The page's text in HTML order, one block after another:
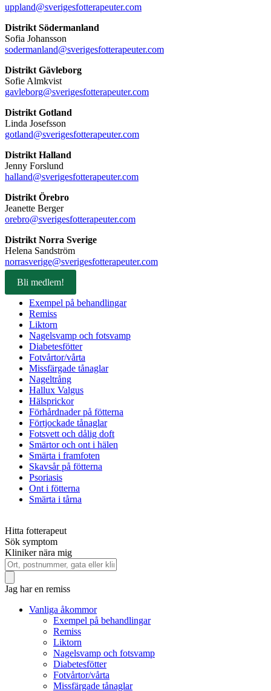
uppland@sverigesfotterapeuter.com
Distrikt Södermanland
Sofia Johansson
sodermanland@sverigesfotterapeuter.com
Distrikt Gävleborg
Sofie Almkvist
gavleborg@sverigesfotterapeuter.com
Distrikt Gotland
Linda Josefsson
gotland@sverigesfotterapeuter.com
Distrikt Halland
Jenny Forslund
halland@sverigesfotterapeuter.com
Distrikt Örebro
Jeanette Berger
orebro@sverigesfotterapeuter.com
Distrikt Norra Sverige
Helena Sandström
norrasverige@sverigesfotterapeuter.com
Bli medlem!
Exempel på behandlingar
Remiss
Liktorn
Nagelsvamp och fotsvamp
Diabetesfötter
Fotvårtor/vårta
Missfärgade tånaglar
Nageltrång
Hallux Valgus
Hälsprickor
Förhårdnader på fötterna
Förtjockade tånaglar
Fotsvett och dålig doft
Smärtor och ont i hälen
Smärta i framfoten
Skavsår på fötterna
Psoriasis
Ont i fötterna
Smärta i tårna
Hitta fotterapeut
Sök symptom
Kliniker nära mig
Jag har en remiss
Vanliga åkommor
Exempel på behandlingar
Remiss
Liktorn
Nagelsvamp och fotsvamp
Diabetesfötter
Fotvårtor/vårta
Missfärgade tånaglar